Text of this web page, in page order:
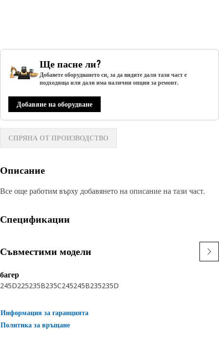
Ще пасне ли?
Добавете оборудването си, за да видите дали тази част е
подходяща или дали има налични опции за ремонт.
Добавяне на оборудване
СПРЯНА ОТ ПРОИЗВОДСТВО
Описание
Все още работим върху добавянето на описание на тази част.
Спецификации
Съвместими модели
багер
245D225235B235C245245B235235D
Информация за гаранцията
Политика за връщане